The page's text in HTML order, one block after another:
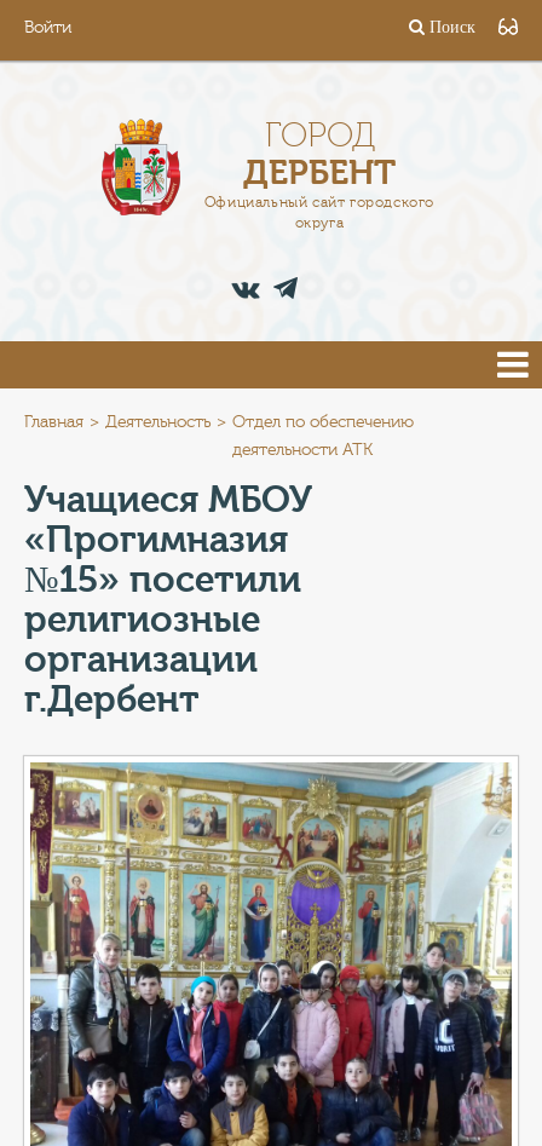
Войти Поиск
ГОРОД
ДЕРБЕНТ
Официальный сайт городского
округа
АДМИНИСТРАЦИЯ
ПРЕСС-ЦЕНТР
ТУРИСТАМ
КОНТАКТЫ
ГЕРОИ Z
СЛУЖБА ПО КОНТРАКТУ
Главная Деятельность
Отдел по обеспечению
деятельности АТК
Учащиеся МБОУ
«Прогимназия
№15» посетили
религиозные
организации
г.Дербент